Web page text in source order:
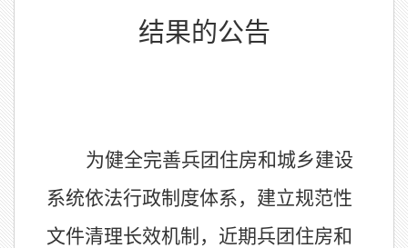
结果的公告
为健全完善兵团住房和城乡建设
系统依法行政制度体系，建立规范性
文件清理长效机制，近期兵团住房和